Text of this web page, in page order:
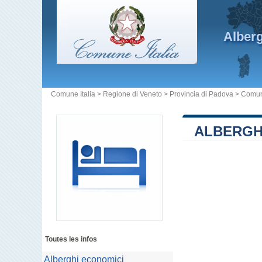
Comune Italia > Regione di Veneto > Provincia di Padova >
Toutes les infos
Alberghi economici